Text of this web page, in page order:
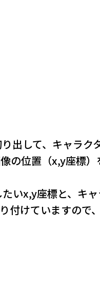
出して、キャラク
の位置（x,y座標）
いx,y座標と、キャ
付けていますので